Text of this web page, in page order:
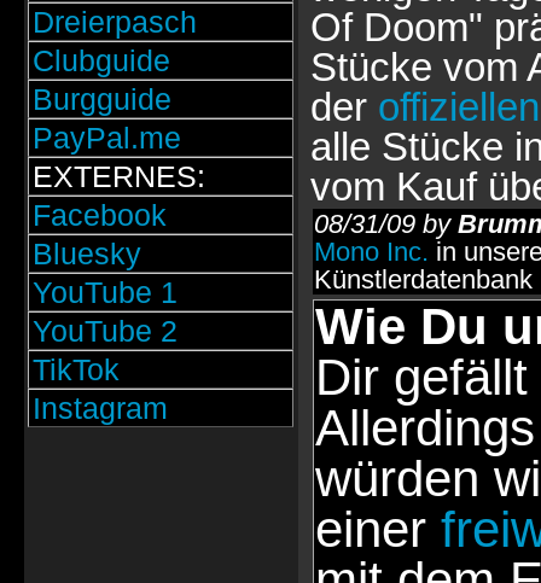
Dreierpasch
Clubguide
Burgguide
PayPal.me
EXTERNES:
Facebook
Bluesky
YouTube 1
YouTube 2
TikTok
Instagram
Of Doom"
Stücke vom
der
alle Stücke
vom Kauf
08/31/09 by
Mono Inc. in
Künstlerdatenbank
Wie Du
Dir
würden
einer